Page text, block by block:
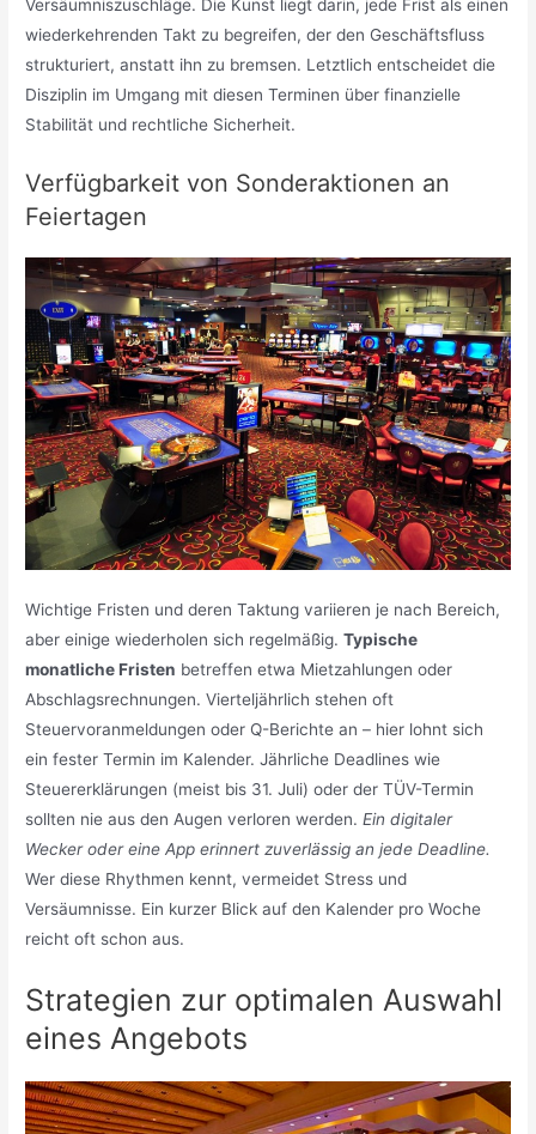
Versäumniszuschläge. Die Kunst liegt darin, jede Frist als einen
wiederkehrenden Takt zu begreifen, der den Geschäftsfluss
strukturiert, anstatt ihn zu bremsen. Letztlich entscheidet die
Disziplin im Umgang mit diesen Terminen über finanzielle
Stabilität und rechtliche Sicherheit.
Verfügbarkeit von Sonderaktionen an
Feiertagen
Wichtige Fristen und deren Taktung variieren je nach Bereich,
aber einige wiederholen sich regelmäßig.Typische
monatliche Fristen betreffen etwa Mietzahlungen oder
Abschlagsrechnungen. Vierteljährlich stehen oft
Steuervoranmeldungen oder Q-Berichte an – hier lohnt sich
ein fester Termin im Kalender. Jährliche Deadlines wie
Steuererklärungen (meist bis 31. Juli) oder der TÜV-Termin
sollten nie aus den Augen verloren werden.Ein digitaler
Wecker oder eine App erinnert zuverlässig an jede Deadline.
Wer diese Rhythmen kennt, vermeidet Stress und
Versäumnisse. Ein kurzer Blick auf den Kalender pro Woche
reicht oft schon aus.
Strategien zur optimalen Auswahl
eines Angebots